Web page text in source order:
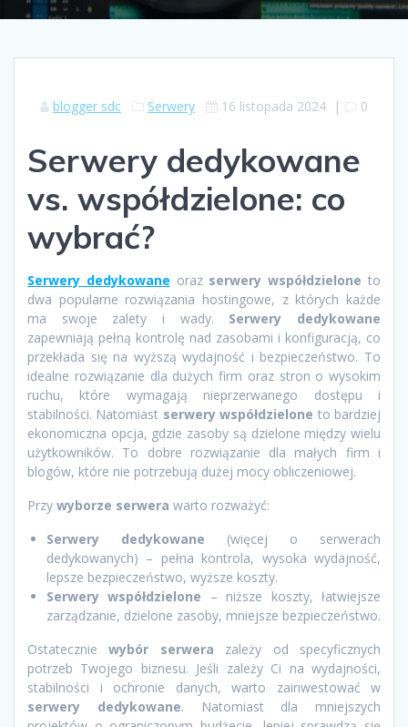
blogger sdc Serwery 16 listopada 2024 | 0
Serwery dedykowane
vs. współdzielone: co
wybrać?
Serwery dedykowane oraz serwery współdzielone to
dwa popularne rozwiązania hostingowe, z których każde
ma swoje zalety i wady. Serwery dedykowane
zapewniają pełną kontrolę nad zasobami i konfiguracją, co
przekłada się na wyższą wydajność i bezpieczeństwo. To
idealne rozwiązanie dla dużych firm oraz stron o wysokim
ruchu, które wymagają nieprzerwanego dostępu i
stabilności. Natomiast serwery współdzielone to bardziej
ekonomiczna opcja, gdzie zasoby są dzielone między wielu
użytkowników. To dobre rozwiązanie dla małych firm i
blogów, które nie potrzebują dużej mocy obliczeniowej.
Przy wyborze serwera warto rozważyć:
Serwery dedykowane (więcej o serwerach
dedykowanych) – pełna kontrola, wysoka wydajność,
lepsze bezpieczeństwo, wyższe koszty.
Serwery współdzielone – niższe koszty, łatwiejsze
zarządzanie, dzielone zasoby, mniejsze bezpieczeństwo.
Ostateczniewybór serwera zależy od specyficznych
potrzeb Twojego biznesu. Jeśli zależy Ci na wydajności,
stabilności i ochronie danych, warto zainwestować w
serwery dedykowane. Natomiast dla mniejszych